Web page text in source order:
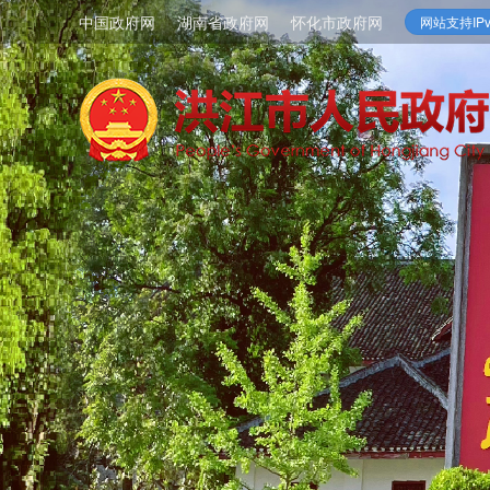
中国政府网 湖南省政府网 怀化市政府网 网站支持